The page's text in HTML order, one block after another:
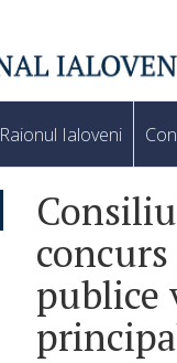
Raionul Ialoveni
publice